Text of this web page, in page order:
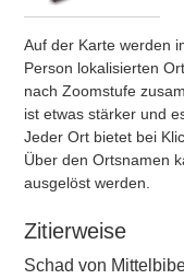
Auf der Karte werden
Person lokalisierten
nach Zoomstufe
ist etwas stärker und
Jeder Ort bietet bei
Über den Ortsnamen
ausgelöst werden.
Zitierweise
Schad von